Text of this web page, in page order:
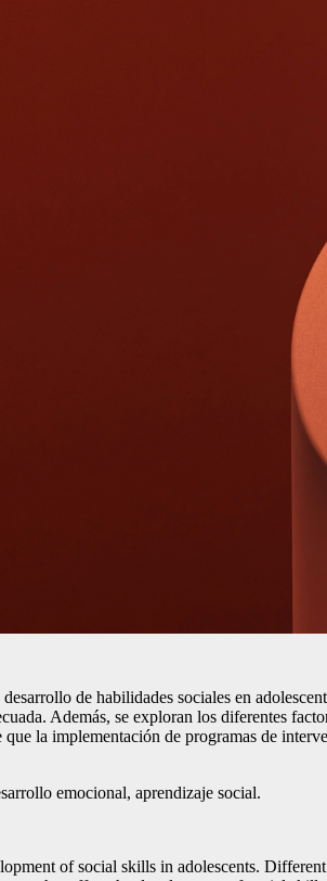
de habilidades sociales en
Además, se exploran los diferentes
la implementación de programas de
emocional, aprendizaje social.
of social skills in adolescents.